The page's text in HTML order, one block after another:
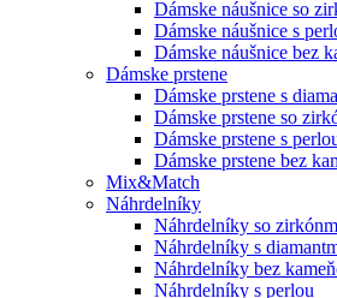
Dámske náušnice so
Dámske náušnice s
Dámske náušnice bez
Dámske prstene
Dámske prstene s
Dámske prstene so
Dámske prstene s
Dámske prstene bez
Mix&Match
Náhrdelníky
Náhrdelníky so
Náhrdelníky s
Náhrdelníky bez
Náhrdelníky s perlou